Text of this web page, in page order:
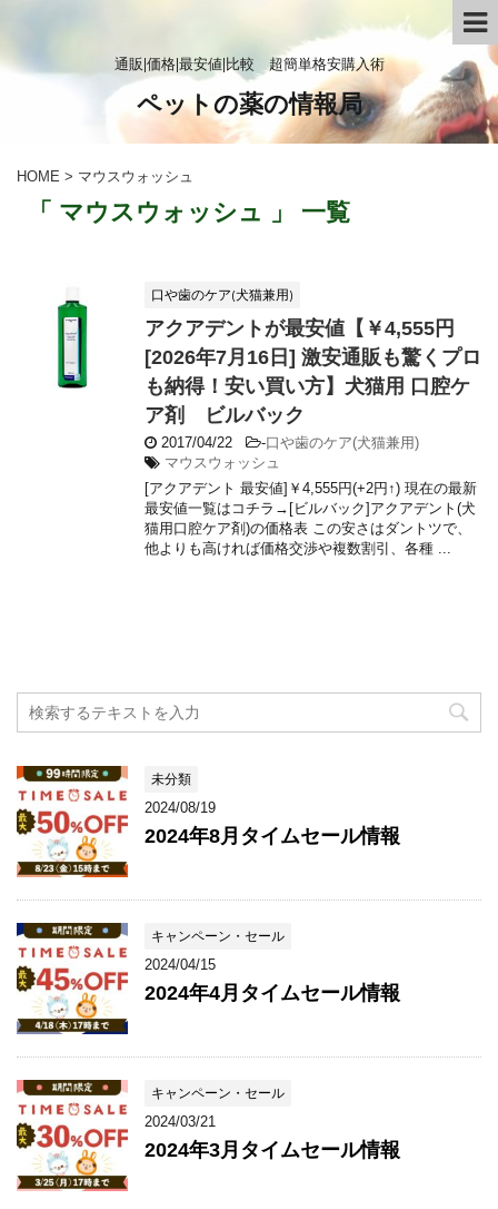
通販|価格|最安値|比較 超簡単格安購入術
ペットの薬の情報局
HOME > マウスウォッシュ
「 マウスウォッシュ 」 一覧
口や歯のケア(犬猫兼用)
アクアデントが最安値【￥4,555円
[2026年7月16日] 激安通販も驚くプロ
も納得！安い買い方】犬猫用 口腔ケ
ア剤 ビルバック
2017/04/22 -口や歯のケア(犬猫兼用)
マウスウォッシュ
[アクアデント 最安値]￥4,555円(+2円↑) 現在の最新
最安値一覧はコチラ→[ビルバック]アクアデント(犬
猫用口腔ケア剤)の価格表 この安さはダントツで、
他よりも高ければ価格交渉や複数割引、各種 ...
未分類
2024/08/19
2024年8月タイムセール情報
キャンペーン・セール
2024/04/15
2024年4月タイムセール情報
キャンペーン・セール
2024/03/21
2024年3月タイムセール情報